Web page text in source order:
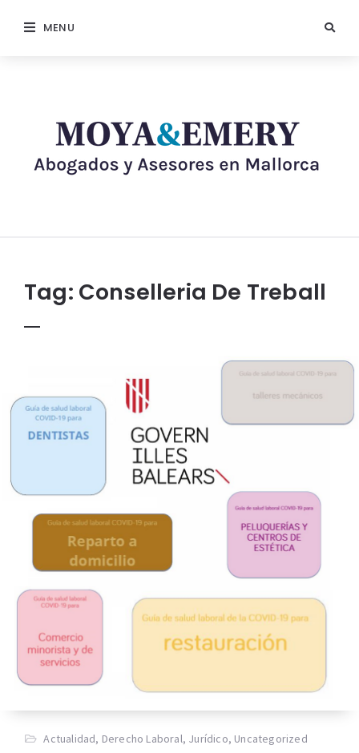
MENU
Tag: Conselleria De Treball
Actualidad, Derecho Laboral, Jurídico, Uncategorized